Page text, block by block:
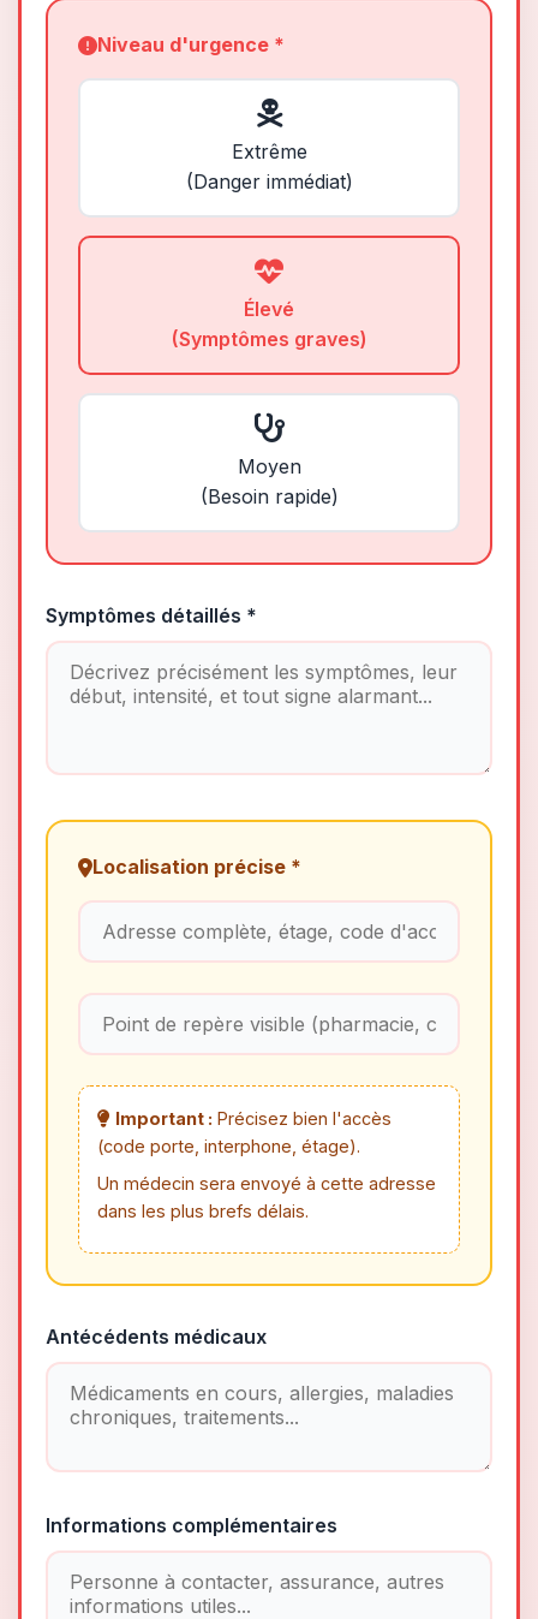
Niveau d'urgence *
Extrême
(Danger immédiat)
Élevé
(Symptômes graves)
Moyen
(Besoin rapide)
Symptômes détaillés *
Localisation précise *
Important : Précisez bien l'accès
(code porte, interphone, étage).
Un médecin sera envoyé à cette adresse
dans les plus brefs délais.
Antécédents médicaux
Informations complémentaires